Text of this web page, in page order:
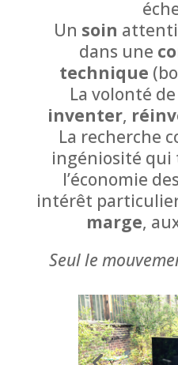
Un soin
dans une
technique
La volonté de
inventer,
La recherche
ingéniosité qui
l’économie
intérêt
marge,
Seul le